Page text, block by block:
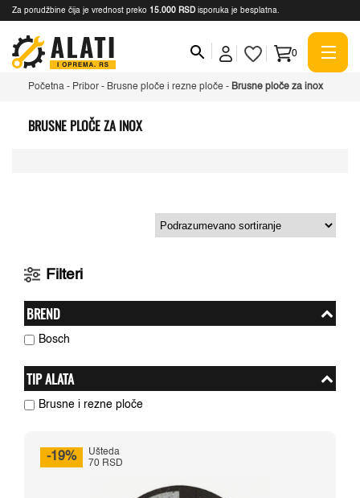
Za porudžbine čija je vrednost preko 15.000 RSD isporuka je besplatna.
0
Početna - Pribor - Brusne ploče i rezne ploče - Brusne ploče za inox
BRUSNE PLOČE ZA INOX
Filteri
BREND
Bosch
TIP ALATA
Brusne i rezne ploče
-19%
Ušteda
70 RSD